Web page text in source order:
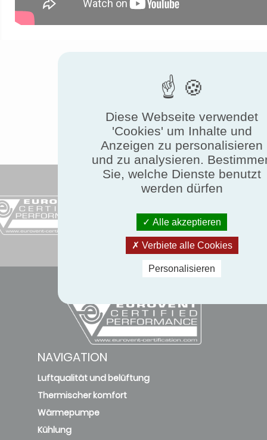
NAVIGATION
Luftqualität und belüftung
Thermischer komfort
Wärmepumpe
Kühlung
Diese Webseite verwendet
'Cookies' um Inhalte und
Anzeigen zu personalisieren
und zu analysieren.
Sie, welche Dienste benutzt
werden dürfen
Alle akzeptieren
Verbiete alle Cookies
Personalisieren